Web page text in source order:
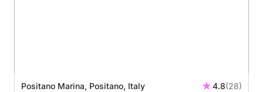
Positano Marina, Positano, Italy 4.8(28)